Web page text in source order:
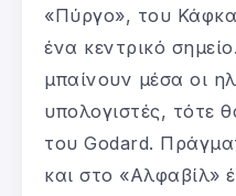
«Πύργο», του
ένα κεντρικό
μπαίνουν μέσα οι
υπολογιστές, τότε
του Godard.
και στο «Αλφαβίλ»